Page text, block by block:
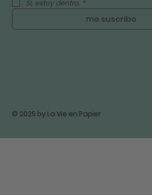
SI, estoy dentro. *
me suscribo
© 2025 by La Vie en Papier